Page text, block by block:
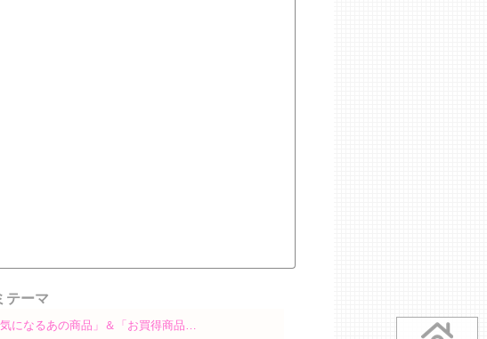
テーマ
気になるあの商品」＆「お買得商品…